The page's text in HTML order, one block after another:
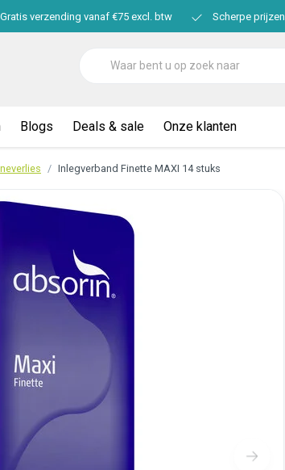
Gratis verzending vanaf €75 excl. btw Scherpe prijzen
Blogs Deals & sale Onze klanten
Inlegverband Finette MAXI 14 stuks